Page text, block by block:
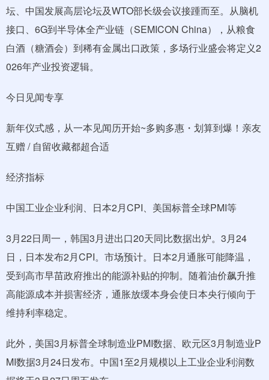
坛、中国发展高层论坛及WTO部长级会议接踵而至。从脑机
接口、6G到半导体全产业链（SEMICON China），从粮食
白酒（糖酒会）到稀有金属出口政策，多场行业盛会将定义2
026年产业投资逻辑。
今日见闻专享
新年仪式感，从一本见闻历开始~多购多惠・划算到爆！亲友
互赠 / 自留收藏都超合适
经济指标
中国工业企业利润、日本2月CPI、美国标普全球PMI等
3月22日周一，韩国3月进出口20天同比数据出炉。3月24
日，日本发布2月CPI。市场预计。日本2月通胀可能降温，
受到高市早苗政府推出的能源补贴的抑制。随着油价飙升推
高能源成本并损害经济，通胀放缓本身会使日本央行倾向于
维持利率稳定。
此外，美国3月标普全球制造业PMI数据、欧元区3月制造业P
MI数据3月24日发布。中国1至2月规模以上工业企业利润数